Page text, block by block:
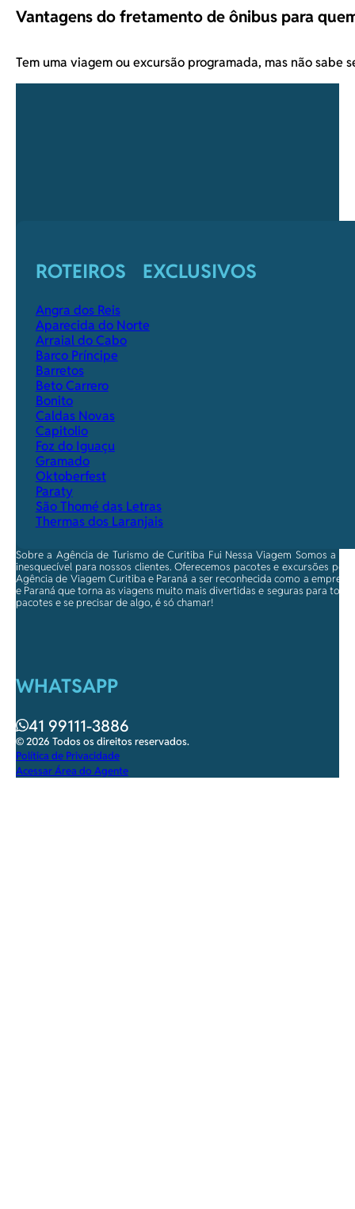
Vantagens do fretamento de ônibus para
Tem uma viagem ou excursão programada, mas não sabe
ROTEIROS EXCLUSIVOS
Angra dos Reis
Aparecida do Norte
Arraial do Cabo
Barco Príncipe
Barretos
Beto Carrero
Bonito
Caldas Novas
Capitolio
Foz do Iguaçu
Gramado
Oktoberfest
Paraty
São Thomé das Letras
Thermas dos Laranjais
Sobre a Agência de Turismo de Curitiba Fui Nessa Viagem Somos a
inesquecível para nossos clientes. Oferecemos pacotes e excursões
Agência de Viagem Curitiba e Paraná a ser reconhecida como a
e Paraná que torna as viagens muito mais divertidas e seguras para
pacotes e se precisar de algo, é só chamar!
WHATSAPP
41 99111-3886
© 2026 Todos os direitos reservados.
Política de Privacidade
Acessar Área do Agente